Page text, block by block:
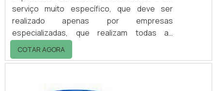
serviço muito específico, que deve ser
realizado apenas por empresas
especializadas, que realizam todas as
etapas de forma correta, de acordo com as
normas ambientais.Desse modo, é possível
COTAR AGORA